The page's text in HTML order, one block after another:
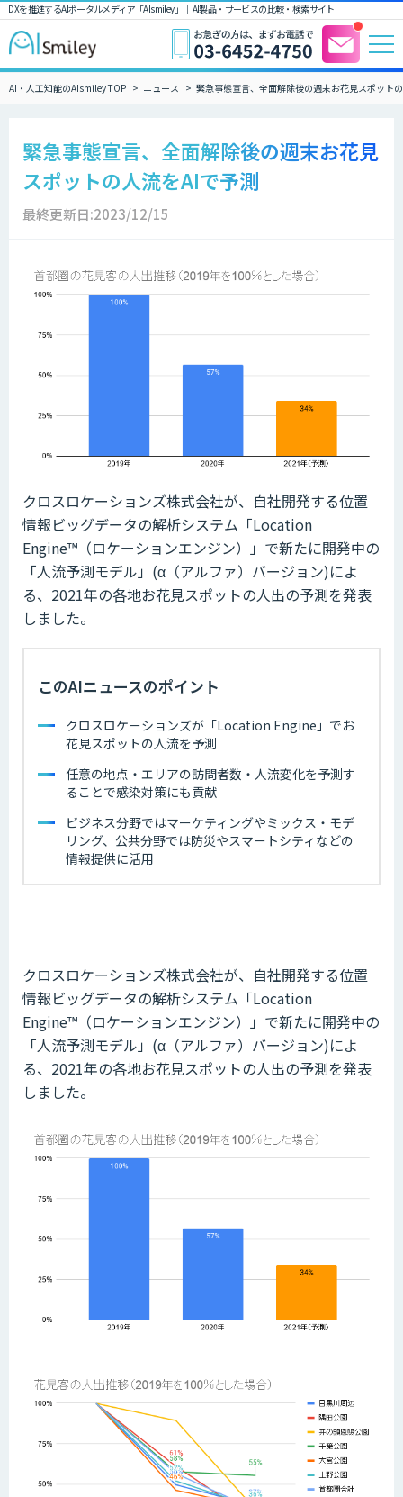
DXを推進するAIポータルメディア「AIsmiley」｜ AI製品・サービスの比較・検索サイト
AI・人工知能のAIsmiley TOP ニュース 緊急事態宣言、全面解除後の週末お花見スポット
緊急事態宣言、全面解除後の週末お花見
スポットの人流をAIで予測
最終更新日:2023/12/15
クロスロケーションズ株式会社が、自社開発する位置
情報ビッグデータの解析システム「Location
Engine™（ロケーションエンジン）」で新たに開発中の
「人流予測モデル」(α（アルファ）バージョン)によ
る、2021年の各地お花見スポットの人出の予測を発表
しました。
このAIニュースのポイント
クロスロケーションズが「Location Engine」でお
花見スポットの人流を予測
任意の地点・エリアの訪問者数・人流変化を予測す
ることで感染対策にも貢献
ビジネス分野ではマーケティングやミックス・モデ
リング、公共分野では防災やスマートシティなどの
情報提供に活用
クロスロケーションズ株式会社が、自社開発する位置
情報ビッグデータの解析システム「Location
Engine™（ロケーションエンジン）」で新たに開発中の
「人流予測モデル」(α（アルファ）バージョン)によ
る、2021年の各地お花見スポットの人出の予測を発表
しました。